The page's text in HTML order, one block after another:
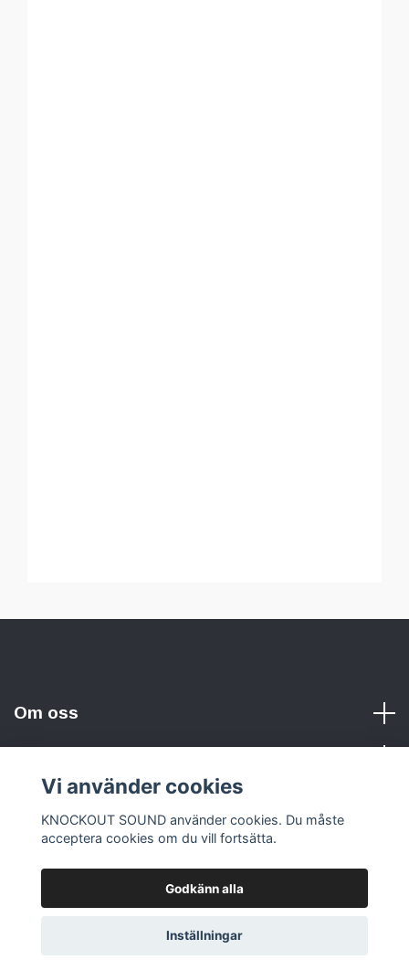
Om oss
Sociala medier
© 2026 KNOCKOUT SOUND
Vi använder cookies
KNOCKOUT SOUND använder cookies. Du måste
acceptera cookies om du vill fortsätta.
Godkänn alla
Inställningar